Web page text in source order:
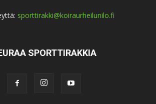
sporttirakki@koiraurheilunilo.fi
SPORTTIRAKKIA